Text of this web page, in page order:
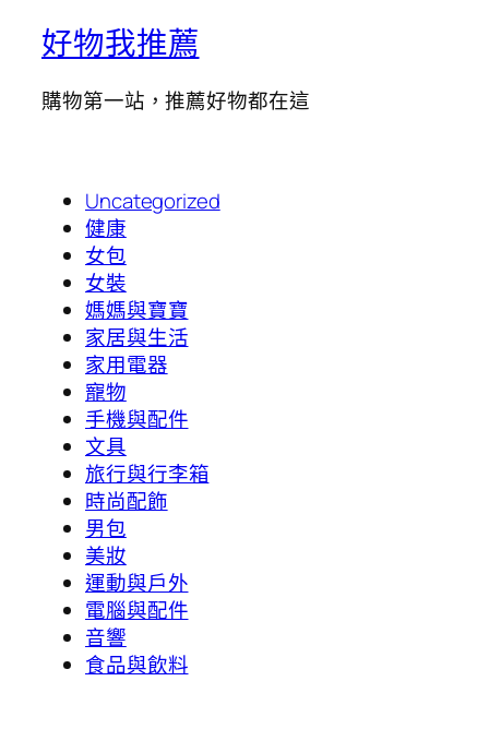
好物我推薦
購物第一站，推薦好物都在這
Uncategorized
健康
女包
女裝
媽媽與寶寶
家居與生活
家用電器
寵物
手機與配件
文具
旅行與行李箱
時尚配飾
男包
美妝
運動與戶外
電腦與配件
音響
食品與飲料